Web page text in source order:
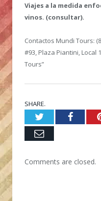
Viajes a la medida
vinos. (consultar).
Contactos Mundi Tours:
#93, Plaza Piantini, Local
Tours”
SHARE.
Twitter
Email
Comments are closed.